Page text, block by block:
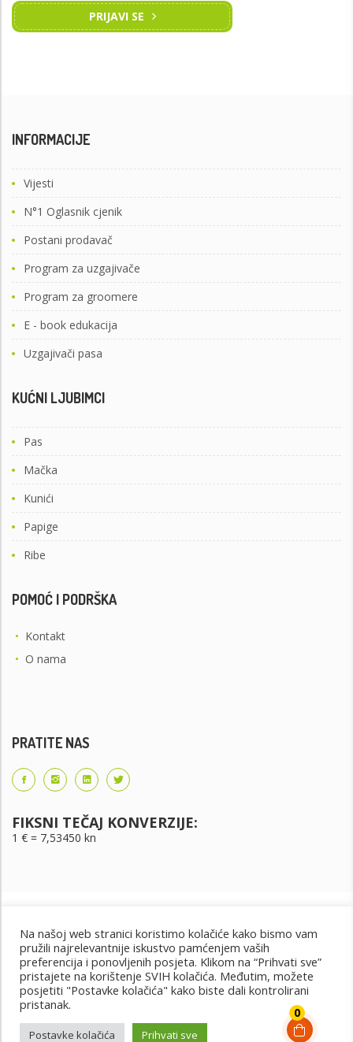
0
PRIJAVI SE
INFORMACIJE
Vijesti
N°1 Oglasnik cjenik
Postani prodavač
Program za uzgajivače
Program za groomere
E - book edukacija
Uzgajivači pasa
KUĆNI LJUBIMCI
Pas
Mačka
Kunići
Papige
Ribe
POMOĆ I PODRŠKA
• Kontakt
• O nama
PRATITE NAS
FIKSNI TEČAJ KONVERZIJE:
1 € = 7,53450 kn
Uvjeti korištenja Uvjeti kupnje
Cjenik oglašavanja
@2022 - Design by: PET PORTAL
Na našoj web stranici koristimo kolačiće kako bismo vam
pružili najrelevantnije iskustvo pamćenjem vaših
preferencija i ponovljenih posjeta. Klikom na “Prihvati sve”
pristajete na korištenje SVIH kolačića. Međutim, možete
posjetiti "Postavke kolačića" kako biste dali kontrolirani
pristanak.
Postavke kolačića Prihvati sve